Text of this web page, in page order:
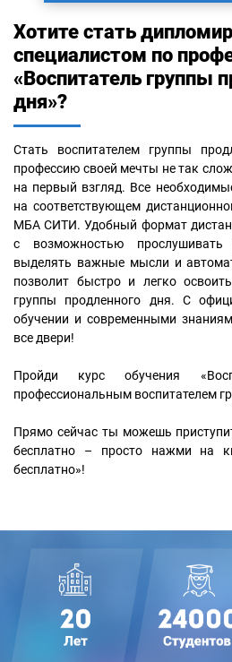
Хотите стать
специалистом по
«Воспитатель группы
дня»?
Стать воспитателем группы
профессию своей мечты не так
на первый взгляд. Все
на соответствующем
МБА СИТИ. Удобный формат
с возможностью
выделять важные мысли и
позволит быстро и легко
группы продленного дня. С
обучении и современными
все двери!
Пройди курс обучения
профессиональным воспитателем
Прямо сейчас ты можешь
бесплатно – просто нажми на
бесплатно»!